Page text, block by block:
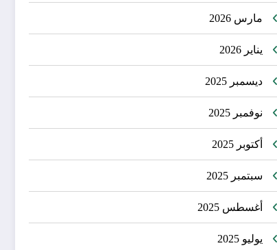
مارس 2026
يناير 2026
ديسمبر 2025
نوفمبر 2025
أكتوبر 2025
سبتمبر 2025
أغسطس 2025
يوليو 2025